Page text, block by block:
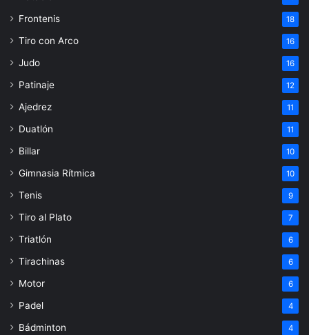
Frontenis 18
Tiro con Arco 16
Judo 16
Patinaje 12
Ajedrez 11
Duatlón 11
Billar 10
Gimnasia Rítmica 10
Tenis 9
Tiro al Plato 7
Triatlón 6
Tirachinas 6
Motor 6
Padel 4
Bádminton 4